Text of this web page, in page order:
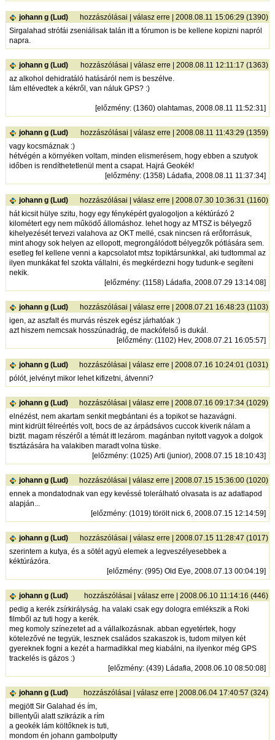
johann g (Lud) hozzászólásai |válasz erre | 2008.08.11 15:06:29 (1390)
Sirgalahad strófái zseniálisak talán itt a fórumon is be kellene kopizni napról
napra.
johann g (Lud) hozzászólásai |válasz erre | 2008.08.11 12:11:17 (1363)
az alkohol dehidratáló hatásáról nem is beszélve.
lám eltévedtek a kékről, van náluk GPS? :)
[előzmény: (1360) olahtamas, 2008.08.11 11:52:31]
johann g (Lud) hozzászólásai |válasz erre | 2008.08.11 11:43:29 (1359)
vagy kocsmáznak :)
hétvégén a környéken voltam, minden elismerésem, hogy ebben a szutyok
időben is rendíthetetlenül ment a csapat. Hajrá Geokék!
[előzmény: (1358) Ládafia, 2008.08.11 11:37:34]
johann g (Lud) hozzászólásai |válasz erre | 2008.07.30 10:36:31 (1160)
hát kicsit hülye szitu, hogy egy fényképért gyalogoljon a kéktúrázó 2
kilométert egy nem működő állomáshoz. lehet hogy az MTSZ is bélyegző
kihelyezését tervezi valahova az OKT mellé, csak nincsen rá erőforrásuk,
mint ahogy sok helyen az ellopott, megrongálódott bélyegzők pótlására sem.
esetleg fel kellene venni a kapcsolatot mtsz topiktársunkkal, aki tudtommal az
ilyen munkákat fel szokta vállalni, és megkérdezni hogy tudunk-e segíteni
nekik.
[előzmény: (1158) Ládafia, 2008.07.29 13:14:08]
johann g (Lud) hozzászólásai |válasz erre | 2008.07.21 16:48:23 (1103)
igen, az aszfalt és murvás részek egész járhatóak :)
azt hiszem nemcsak hosszúnadrág, de mackófelső is dukál.
[előzmény: (1102) Hev, 2008.07.21 16:05:57]
johann g (Lud) hozzászólásai |válasz erre | 2008.07.16 10:24:01 (1031)
pólót, jelvényt mikor lehet kifizetni, átvenni?
johann g (Lud) hozzászólásai |válasz erre | 2008.07.16 09:17:34 (1029)
elnézést, nem akartam senkit megbántani és a topikot se hazavágni.
mint kidrült félreértés volt, bocs de az árpádsávos cuccok kiverik nálam a
biztit. magam részéről a témát itt lezárom. magánban nyitott vagyok a dolgok
tisztázására ha valakiben maradt volna tüske.
[előzmény: (1025) Arti (junior), 2008.07.15 18:10:43]
johann g (Lud) hozzászólásai |válasz erre | 2008.07.15 15:36:00 (1020)
ennek a mondatodnak van egy kevéssé tolerálható olvasata is az adatlapod
alapján...
[előzmény: (1019) törölt nick 6, 2008.07.15 12:14:59]
johann g (Lud) hozzászólásai |válasz erre | 2008.07.15 11:28:47 (1017)
szerintem a kutya, és a sötét agyú elemek a legveszélyesebbek a
kéktúrázóra.
[előzmény: (995) Old Eye, 2008.07.13 00:04:19]
johann g (Lud) hozzászólásai |válasz erre | 2008.06.10 11:14:16 (446)
pedig a kerék zsírkirályság. ha valaki csak egy dologra emlékszik a Roki
filmből az tuti hogy a kerék.
meg komoly színezetet ad a vállalkozásnak. abban egyetértek, hogy
kötelezővé ne tegyük, lesznek családos szakaszok is, tudom milyen két
gyereknek fogni a kezét a harmadikkal meg kiabálni, na ilyenkor még GPS
trackelés is gázos :)
[előzmény: (439) Ládafia, 2008.06.10 08:50:08]
johann g (Lud) hozzászólásai |válasz erre | 2008.06.04 17:40:57 (324)
megjött Sir Galahad és ím,
billentyűi alatt szikrázik a rím
a geokék lám költőknek is tuti,
mondom én johann gambolputty